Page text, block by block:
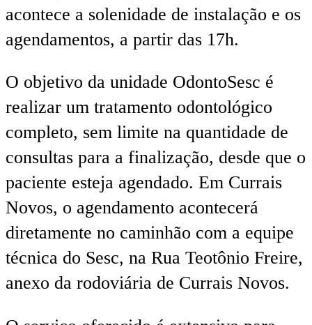
acontece a solenidade de instalação e os
agendamentos, a partir das 17h.
O objetivo da unidade OdontoSesc é
realizar um tratamento odontológico
completo, sem limite na quantidade de
consultas para a finalização, desde que o
paciente esteja agendado. Em Currais
Novos, o agendamento acontecerá
diretamente no caminhão com a equipe
técnica do Sesc, na Rua Teotônio Freire,
anexo da rodoviária de Currais Novos.